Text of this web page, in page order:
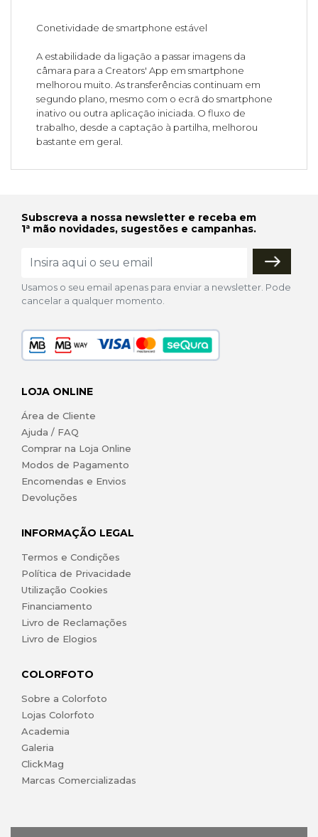
Conetividade de smartphone estável
A estabilidade da ligação a passar imagens da
câmara para a Creators' App em smartphone
melhorou muito. As transferências continuam em
segundo plano, mesmo com o ecrã do smartphone
inativo ou outra aplicação iniciada. O fluxo de
trabalho, desde a captação à partilha, melhorou
bastante em geral.
Subscreva a nossa newsletter e receba em
1ª mão novidades, sugestões e campanhas.
Usamos o seu email apenas para enviar a newsletter. Pode
cancelar a qualquer momento.
LOJA ONLINE
Área de Cliente
Ajuda / FAQ
Comprar na Loja Online
Modos de Pagamento
Encomendas e Envios
Devoluções
INFORMAÇÃO LEGAL
Termos e Condições
Política de Privacidade
Utilização Cookies
Financiamento
Livro de Reclamações
Livro de Elogios
COLORFOTO
Sobre a Colorfoto
Lojas Colorfoto
Academia
Galeria
ClickMag
Marcas Comercializadas